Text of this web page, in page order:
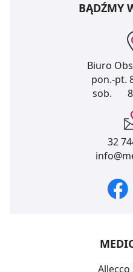
BĄDŹMY
Biuro
pon.-pt.
sob.
32
Allecco